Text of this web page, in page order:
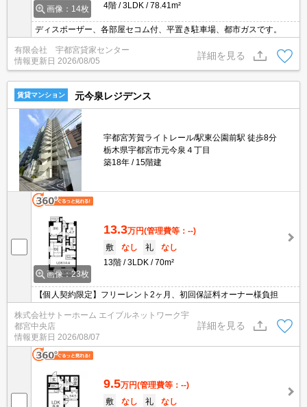
画像：14枚
4階
3LDK 78.41m²
ディスポーザー、各部屋セコム付、平置き駐車場、都市ガスです。
有限会社 宇都宮貸家センター
情報更新日 2026/08/05
詳細を見る
賃貸マンション 元今泉レジデンス
宇都宮芳賀ライトレール/駅東公園前駅 徒歩8分
栃木県宇都宮市元今泉４丁目
築18年
15階建
画像：23枚
13.3万円(管理費等：--)
敷
なし 礼
なし
13階
3LDK 70m²
【個人契約限定】フリーレント2ヶ月、初回保証料オーナー様負担
株式会社サトーホーム エイブルネットワーク宇
都宮中央店
情報更新日 2026/08/07
詳細を見る
9.5万円(管理費等：--)
敷
なし 礼
なし